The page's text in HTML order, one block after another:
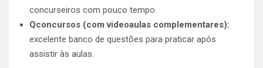
concurseiros com pouco tempo.
Qconcursos (com videoaulas complementares):
excelente banco de questões para praticar após
assistir às aulas.